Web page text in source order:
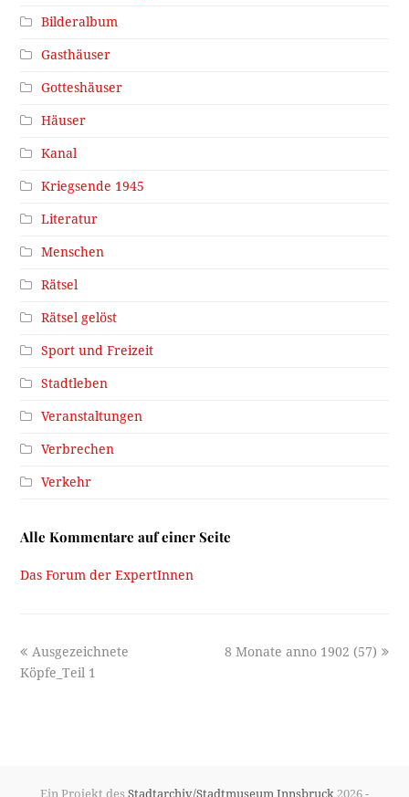
Bilderalbum
Gasthäuser
Gotteshäuser
Häuser
Kanal
Kriegsende 1945
Literatur
Menschen
Rätsel
Rätsel gelöst
Sport und Freizeit
Stadtleben
Veranstaltungen
Verbrechen
Verkehr
Alle Kommentare auf einer Seite
Das Forum der ExpertInnen
previous
post:
Ausgezeichnete
Köpfe_Teil 1
next
8 Monate anno 1902 (57)
Ein Projekt des Stadtarchiv/Stadtmuseum Innsbruck 2026 -